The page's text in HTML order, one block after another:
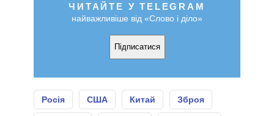
ЧИТАЙТЕ У TELEGRAM
найважливіше від «Слово і діло»
Підписатися
Росія США Китай Зброя